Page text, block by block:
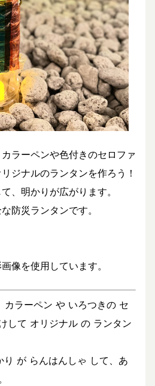
ラーペンや色付きのセロファ
ジナルのランタンを作ろう！
、明かりが広がります。
防災ランタンです。
像を使用しています。
カラーペン や いろつきの セ
して オリジナル の ランタン
が らんはんしゃ して、あ